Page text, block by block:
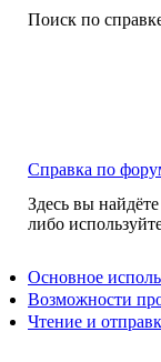
Поиск по
Справка по
Здесь вы
либо
Основное
Возможности
Чтение и